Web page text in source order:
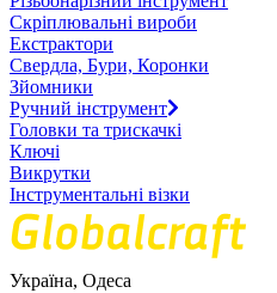
Скріплювальні вироби
Екстрактори
Свердла, Бури, Коронки
Зйомники
Ручний інструмент
Головки та трискачкі
Ключі
Викрутки
Інструментальні візки
Україна, Одеса